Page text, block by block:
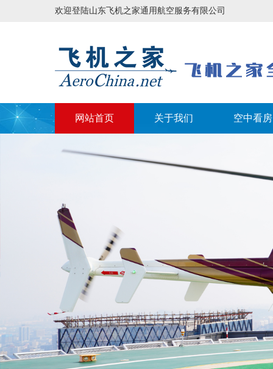
欢迎登陆山东飞机之家通用航空服务有限公司
网站首页 关于我们 空中看房